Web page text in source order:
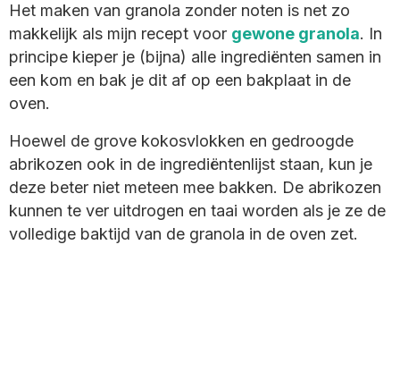
Het maken van granola zonder noten is net zo
makkelijk als mijn recept voor gewone granola. In
principe kieper je (bijna) alle ingrediënten samen in
een kom en bak je dit af op een bakplaat in de
oven.
Hoewel de grove kokosvlokken en gedroogde
abrikozen ook in de ingrediëntenlijst staan, kun je
deze beter niet meteen mee bakken. De abrikozen
kunnen te ver uitdrogen en taai worden als je ze de
volledige baktijd van de granola in de oven zet.